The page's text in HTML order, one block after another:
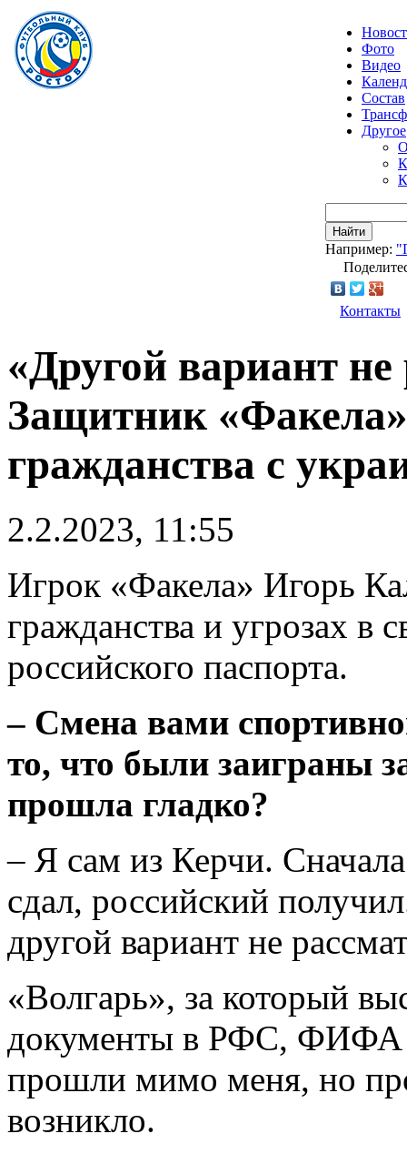
Фото
Видео
Состав
Другое
Найти
Например:
Контакты
«Другой вариант
Защитник
гражданства с
2.2.2023, 11:55
Игрок «Факела» Игорь
гражданства и угрозах в
российского паспорта.
– Смена вами
то, что были заиграны
прошла гладко?
– Я сам из Керчи.
сдал, российский
другой вариант не
«Волгарь», за который
документы в РФС, ФИФА
прошли мимо меня, но
возникло.